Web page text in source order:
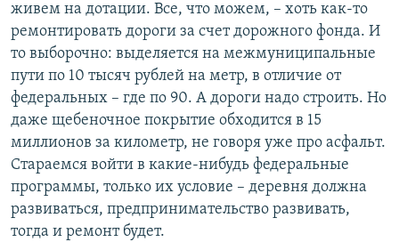
живем на дотации. Все, что можем, – хоть как-то
ремонтировать дороги за счет дорожного фонда. И
то выборочно: выделяется на межмуниципальные
пути по 10 тысяч рублей на метр, в отличие от
федеральных – где по 90. А дороги надо строить. Но
даже щебеночное покрытие обходится в 15
миллионов за километр, не говоря уже про асфальт.
Стараемся войти в какие-нибудь федеральные
программы, только их условие – деревня должна
развиваться, предпринимательство развивать,
тогда и ремонт будет.